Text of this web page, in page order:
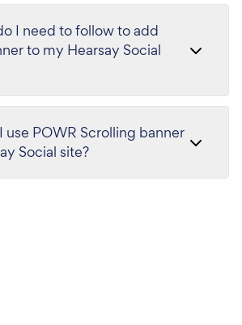
I need to follow to add
to my Hearsay Social
use POWR Scrolling banner
Social site?